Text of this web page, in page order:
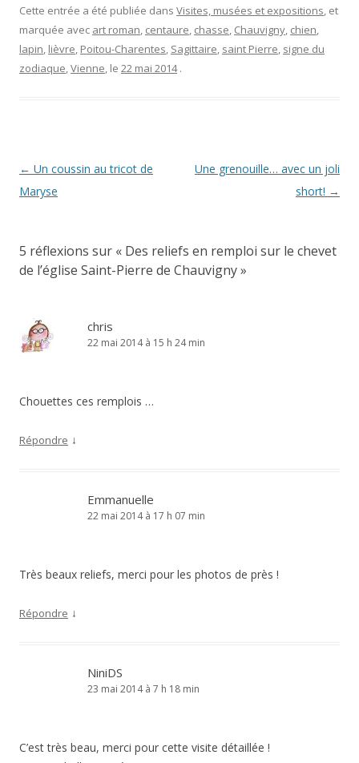
Cette entrée a été publiée dans Visites, musées et expositions , et
marquée avec art roman centaure chasse Chauvigny chien
lapin lièvre Poitou-Charentes Sagittaire saint Pierre signe du
zodiaque Vienne , le 22 mai 2014 .
Navigation
des
← Un coussin au tricot de
Maryse
Une grenouille… avec un joli
short! →
5 réflexions sur « Des reliefs en remploi sur le chevet
de l’église Saint-Pierre de Chauvigny»
chris
22 mai 2014 à 15 h 24 min
Chouettes ces remplois …
Répondre ↓
Emmanuelle
22 mai 2014 à 17 h 07 min
Très beaux reliefs, merci pour les photos de près !
Répondre ↓
NiniDS
23 mai 2014 à 7 h 18 min
C’est très beau, merci pour cette visite détaillée !